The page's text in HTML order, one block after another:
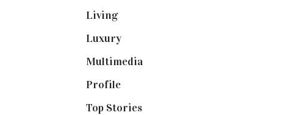
Living(337)
Luxury(664)
Multimedia(10)
Profile(8)
Top Stories(123)